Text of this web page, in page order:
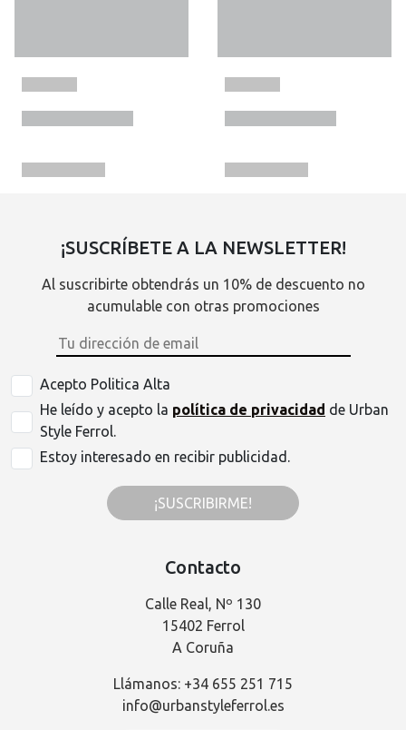
¡SUSCRÍBETE A LA NEWSLETTER!
Al suscribirte obtendrás un 10% de descuento no
acumulable con otras promociones
Acepto Politica Alta
He leído y acepto la política de privacidad de Urban
Style Ferrol.
Estoy interesado en recibir publicidad.
¡SUSCRIBIRME!
Contacto
Calle Real, Nº 130
15402 Ferrol
A Coruña
Llámanos: +34 655 251 715
info@urbanstyleferrol.es